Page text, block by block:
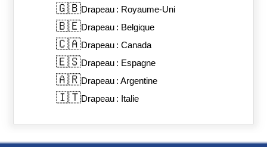
🇬🇧Drapeau : Royaume-Uni
🇧🇪Drapeau : Belgique
🇨🇦Drapeau : Canada
🇪🇸Drapeau : Espagne
🇦🇷Drapeau : Argentine
🇮🇹Drapeau : Italie